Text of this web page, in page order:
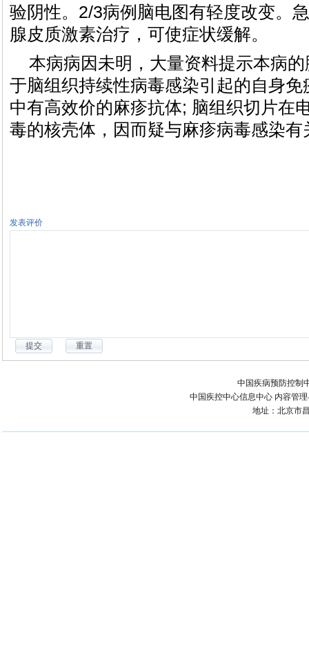
验阴性。2/3病例脑电图有轻度改变。
腺皮质激素治疗，可使症状缓解。
本病病因未明，大量资料提示本病
于脑组织持续性病毒感染引起的自身
中有高效价的麻疹抗体; 脑组织切片在
毒的核壳体，因而疑与麻疹病毒感染有
发表评价
中国疾病预防控制
中国疾控中心信息中心 内容管
地址：北京市